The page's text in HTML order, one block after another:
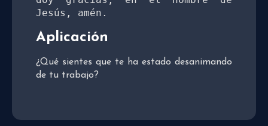
Jesús, amén.
Aplicación
¿Qué sientes que te ha estado desanimando
de tu trabajo?